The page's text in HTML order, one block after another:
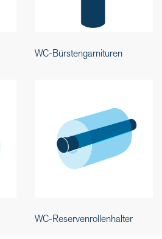
WC-Bürstengarnituren
WC-Reservenrollenhalter